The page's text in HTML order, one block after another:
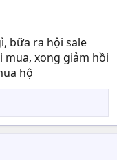
bữa ra hội sale
mua, xong giảm hồi
hộ